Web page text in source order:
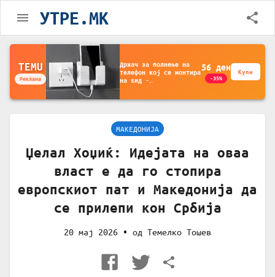
УТРЕ.MK
TEMU
Реклама
Држач за полнење на
телефон кој се монтира
на ѕид -
за чување на покрај
56 ден
-35%
Купи
МАКЕДОНИЈА
Џелал Хоџиќ: Идејата на оваа
власт е да го стопира
европскиот пат и Македонија да
се прилепи кон Србија
20 мај 2026 • од Темелко Тошев